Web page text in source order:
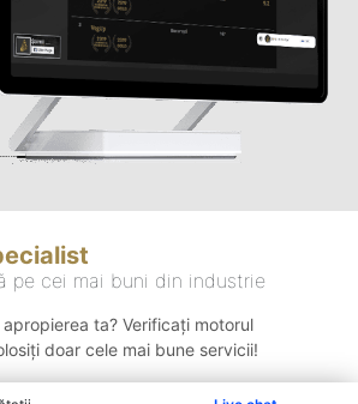
pe cei mai buni din industrie
ta? Verificați motorul
doar cele mai bune servicii!